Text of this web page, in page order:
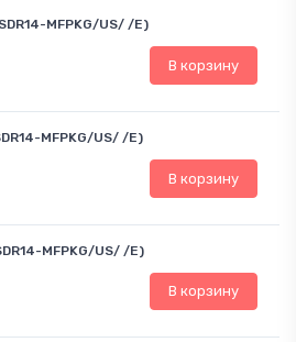
MFPKG/US/ /E)
В корзину
MFPKG/US/ /E)
В корзину
MFPKG/US/ /E)
В корзину